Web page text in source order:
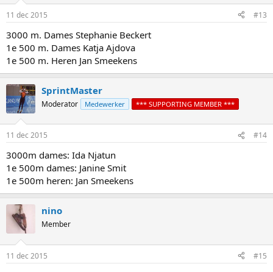
11 dec 2015 #13
3000 m. Dames Stephanie Beckert
1e 500 m. Dames Katja Ajdova
1e 500 m. Heren Jan Smeekens
SprintMaster
Moderator Medewerker *** SUPPORTING MEMBER ***
11 dec 2015 #14
3000m dames: Ida Njatun
1e 500m dames: Janine Smit
1e 500m heren: Jan Smeekens
nino
Member
11 dec 2015 #15